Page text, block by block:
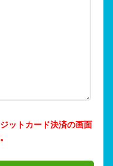
ットカード決済の画面